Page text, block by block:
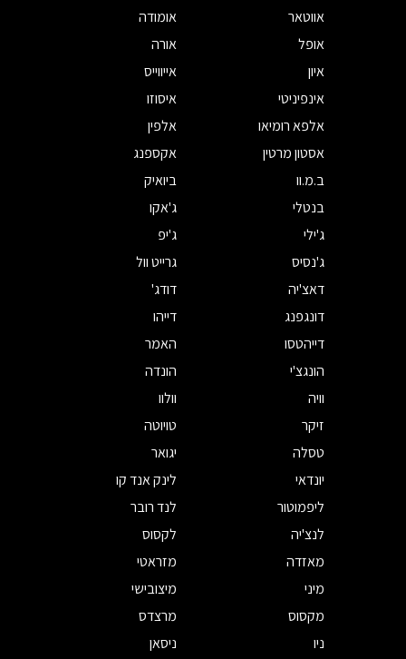
אווטאר
אומודה
אופל
אורה
איון
אייווייס
אינפיניטי
איסוזו
אלפא רומיאו
אלפין
אסטון מרטין
אקספנג
ב.מ.וו
ביואיק
בנטלי
ג'אקו
ג'ילי
ג'יפ
ג'נסיס
גרייט וול
דאצ'יה
דודג'
דונגפנג
דייהו
דייהטסו
האמר
הונגצ'י
הונדה
וויה
וולוו
זיקר
טויוטה
טסלה
יגואר
יונדאי
לינק אנד קו
ליפמוטור
לנד רובר
לנצ'יה
לקסוס
מאזדה
מזראטי
מיני
מיצובישי
מקסוס
מרצדס
ניו
ניסאן